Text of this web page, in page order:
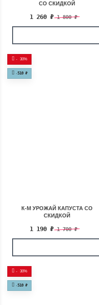
СО СКИДКОЙ
1 260 ₽ 1 800₽
- 30%
-510 ₽
К-М УРОЖАЙ КАПУСТА СО
СКИДКОЙ
1 190 ₽ 1 700₽
- 30%
-510 ₽